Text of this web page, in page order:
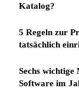
Katalog?
5 Regeln zur
tatsächlich
Sechs
Software im